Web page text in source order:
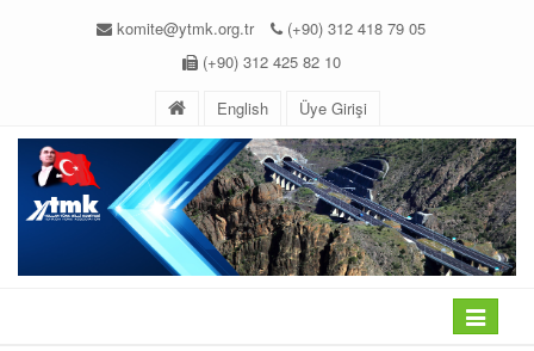
komite@ytmk.org.tr
(+90) 312 418 79 05
(+90) 312 425 82 10
English Üye Girişi